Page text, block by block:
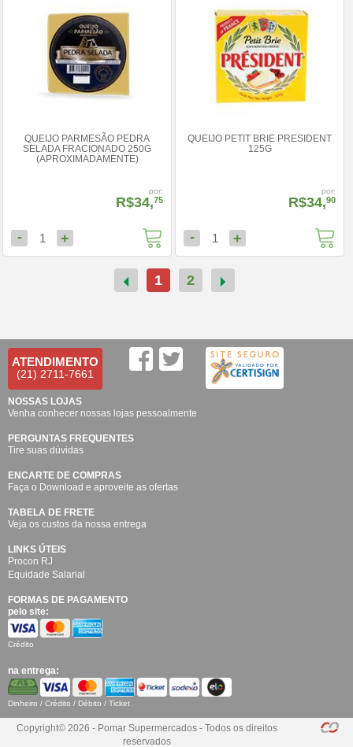
QUEIJO PARMESÃO PEDRA
SELADA FRACIONADO 250G
(APROXIMADAMENTE)
por:
R$34,75
- 1 +
QUEIJO PETIT BRIE PRESIDENT
125G
por:
R$34,90
- 1 +
1 2
ATENDIMENTO
(21) 2711-7661
NOSSAS LOJAS
Venha conhecer nossas lojas pessoalmente
PERGUNTAS FREQUENTES
Tire suas dúvidas
ENCARTE DE COMPRAS
Faça o Download e aproveite as ofertas
TABELA DE FRETE
Veja os custos da nossa entrega
LINKS ÚTEIS
Procon RJ
Equidade Salarial
FORMAS DE PAGAMENTO
pelo site:
Crédito
na entrega:
Dinheiro / Crédito / Débito / Ticket
Copyright© 2026 - Pomar Supermercados - Todos os direitos
reservados